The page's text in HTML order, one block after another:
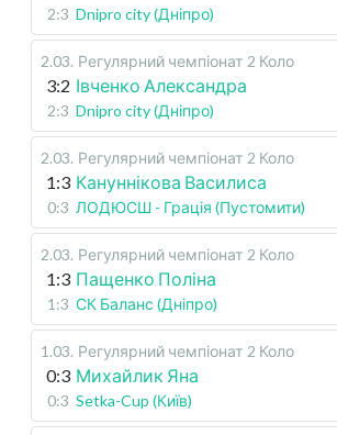
2:3 Dnipro city (Дніпро)
2.03. Регулярний чемпіонат 2 Коло
3:2 Івченко Александра
2:3 Dnipro city (Дніпро)
2.03. Регулярний чемпіонат 2 Коло
1:3 Кануннікова Василиса
0:3 ЛОДЮСШ - Грація (Пустомити)
2.03. Регулярний чемпіонат 2 Коло
1:3 Пащенко Поліна
1:3 СК Баланс (Дніпро)
1.03. Регулярний чемпіонат 2 Коло
0:3 Михайлик Яна
0:3 Setka-Cup (Київ)